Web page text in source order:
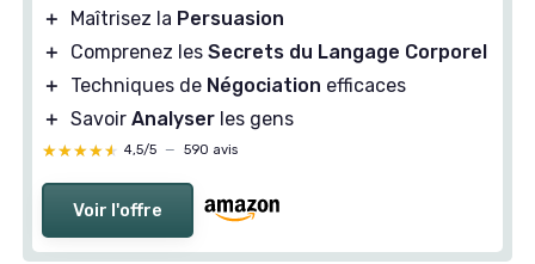
＋
Maîtrisez la Persuasion
＋
Comprenez les Secrets du Langage Corporel
＋
Techniques de Négociation efficaces
＋ Savoir Analyser les gens
★★★★★
★★★★★ 4,5/5 — 590 avis
Voir l'offre